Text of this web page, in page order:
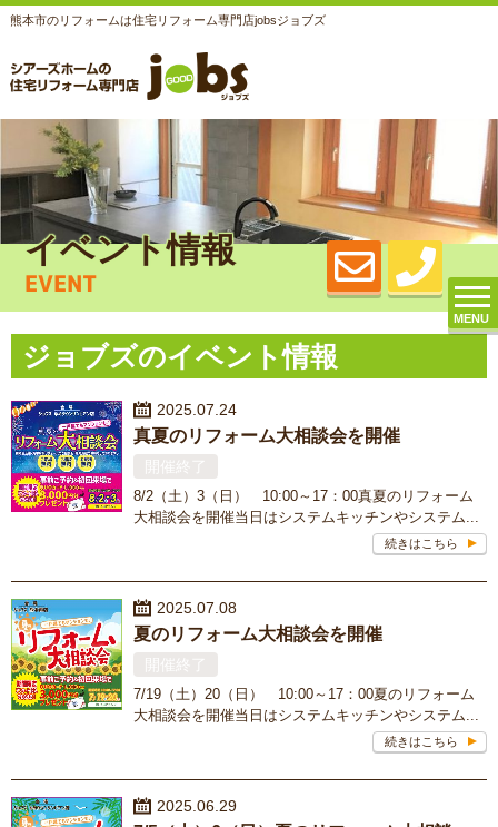
熊本市のリフォームは住宅リフォーム専門店jobsジョブズ
MENU
イベント情報
EVENT
ジョブズのイベント情報
2025.07.24
真夏のリフォーム大相談会を開催
開催終了
8/2（土）3（日） 10:00～17：00真夏のリフォーム
大相談会を開催当日はシステムキッチンやシステム...
続きはこちら
2025.07.08
夏のリフォーム大相談会を開催
開催終了
7/19（土）20（日） 10:00～17：00夏のリフォーム
大相談会を開催当日はシステムキッチンやシステム...
続きはこちら
2025.06.29